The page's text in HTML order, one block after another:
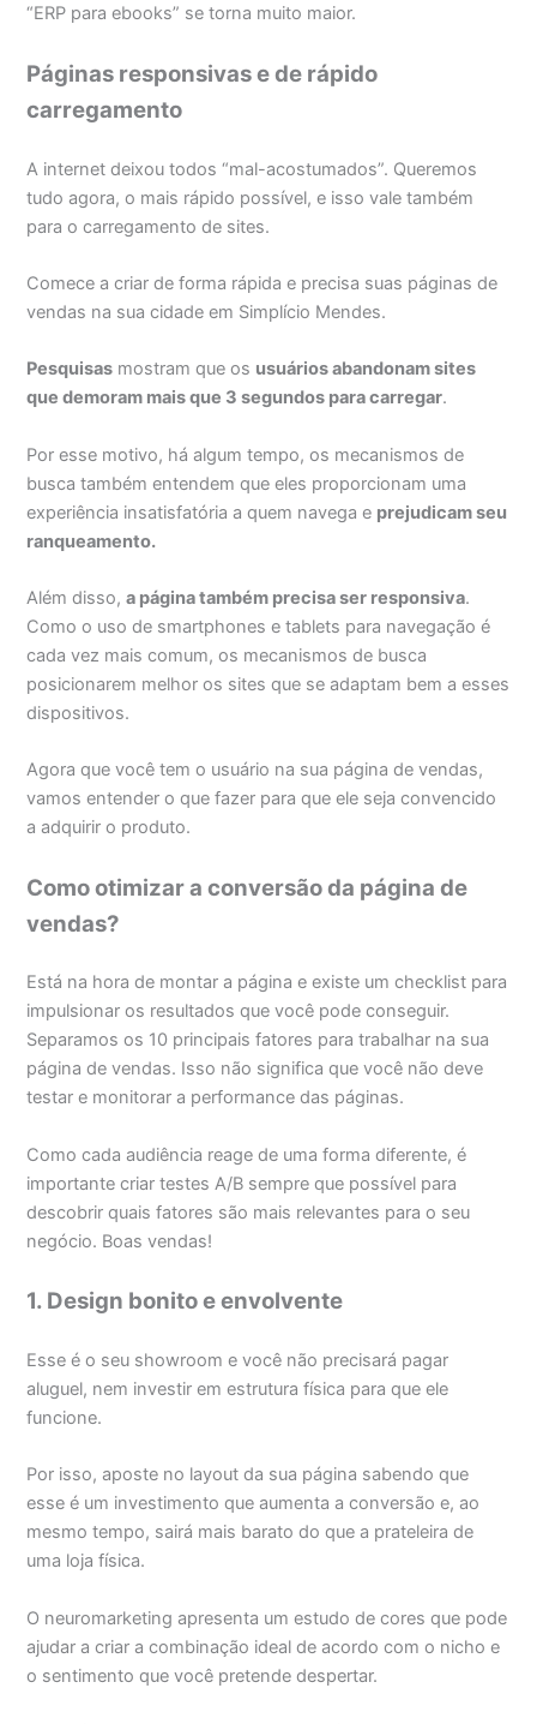
“ERP para ebooks” se torna muito maior.
Páginas responsivas e de rápido
carregamento
A internet deixou todos “mal-acostumados”. Queremos
tudo agora, o mais rápido possível, e isso vale também
para o carregamento de sites.
Comece a criar de forma rápida e precisa suas páginas de
vendas na sua cidade em Simplício Mendes.
Pesquisas mostram que os usuários abandonam sites
que demoram mais que 3 segundos para carregar.
Por esse motivo, há algum tempo, os mecanismos de
busca também entendem que eles proporcionam uma
experiência insatisfatória a quem navega e prejudicam seu
ranqueamento.
Além disso,a página também precisa ser responsiva.
Como o uso de smartphones e tablets para navegação é
cada vez mais comum, os mecanismos de busca
posicionarem melhor os sites que se adaptam bem a esses
dispositivos.
Agora que você tem o usuário na sua página de vendas,
vamos entender o que fazer para que ele seja convencido
a adquirir o produto.
Como otimizar a conversão da página de
vendas?
Está na hora de montar a página e existe um checklist para
impulsionar os resultados que você pode conseguir.
Separamos os 10 principais fatores para trabalhar na sua
página de vendas. Isso não significa que você não deve
testar e monitorar a performance das páginas.
Como cada audiência reage de uma forma diferente, é
importante criar testes A/B sempre que possível para
descobrir quais fatores são mais relevantes para o seu
negócio. Boas vendas!
1. Design bonito e envolvente
Esse é o seu showroom e você não precisará pagar
aluguel, nem investir em estrutura física para que ele
funcione.
Por isso, aposte no layout da sua página sabendo que
esse é um investimento que aumenta a conversão e, ao
mesmo tempo, sairá mais barato do que a prateleira de
uma loja física.
O neuromarketing apresenta um estudo de cores que pode
ajudar a criar a combinação ideal de acordo com o nicho e
o sentimento que você pretende despertar.